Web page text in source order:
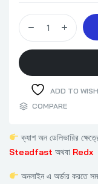
Staphisagria Q
ADD TO
COMPARE
ক্যাশ অন ডেলিভারির
Steadfast অথবা Redx
অনলাইন এ অর্ডার করতে